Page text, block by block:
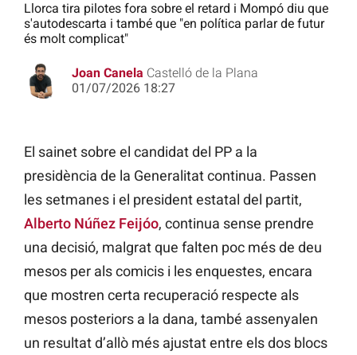
Llorca tira pilotes fora sobre el retard i Mompó diu que
s'autodescarta i també que "en política parlar de futur
és molt complicat"
Joan Canela Castelló de la Plana
01/07/2026 18:27
El sainet sobre el candidat del PP a la
presidència de la Generalitat continua. Passen
les setmanes i el president estatal del partit,
Alberto Núñez Feijóo, continua sense prendre
una decisió, malgrat que falten poc més de deu
mesos per als comicis i les enquestes, encara
que mostren certa recuperació respecte als
mesos posteriors a la dana, també assenyalen
un resultat d’allò més ajustat entre els dos blocs